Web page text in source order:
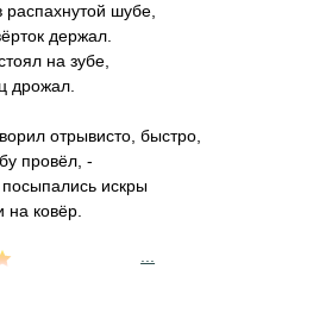
шубе,
держал.
на зубе,
дрожал.
отрывисто, быстро,
провёл, -
посыпались искры
ковёр.